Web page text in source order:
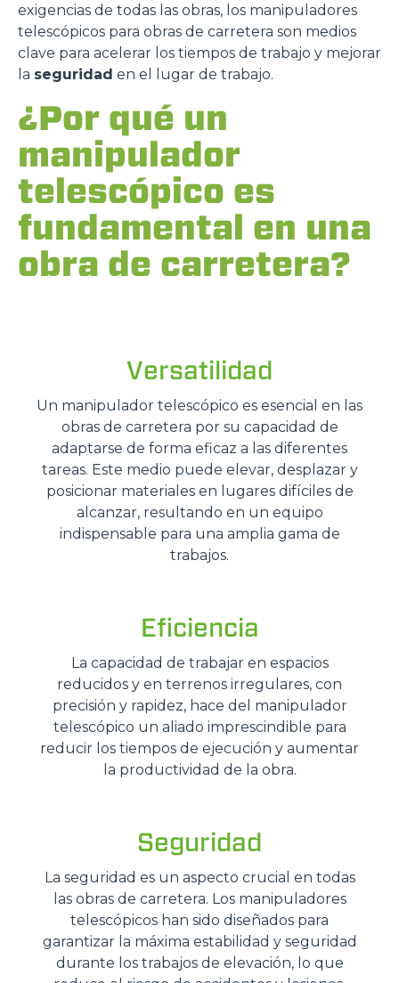
exigencias de todas las obras, los manipuladores
telescópicos para obras de carretera son medios
clave para acelerar los tiempos de trabajo y mejorar
la seguridad en el lugar de trabajo.
¿Por qué un
manipulador
telescópico es
fundamental en una
obra de carretera?
Versatilidad
Un manipulador telescópico es esencial en las
obras de carretera por su capacidad de
adaptarse de forma eficaz a las diferentes
tareas. Este medio puede elevar, desplazar y
posicionar materiales en lugares difíciles de
alcanzar, resultando en un equipo
indispensable para una amplia gama de
trabajos.
Eficiencia
La capacidad de trabajar en espacios
reducidos y en terrenos irregulares, con
precisión y rapidez, hace del manipulador
telescópico un aliado imprescindible para
reducir los tiempos de ejecución y aumentar
la productividad de la obra.
Seguridad
La seguridad es un aspecto crucial en todas
las obras de carretera. Los manipuladores
telescópicos han sido diseñados para
garantizar la máxima estabilidad y seguridad
durante los trabajos de elevación, lo que